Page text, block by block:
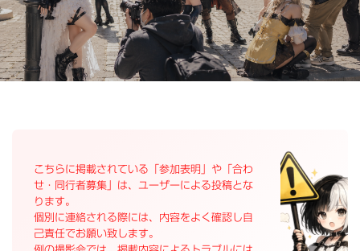
プ
こちらに掲載されている「参加表明」や「合わ
せ・同行者募集」は、ユーザーによる投稿とな
ります。
個別に連絡される際には、内容をよく確認し自
己責任でお願い致します。